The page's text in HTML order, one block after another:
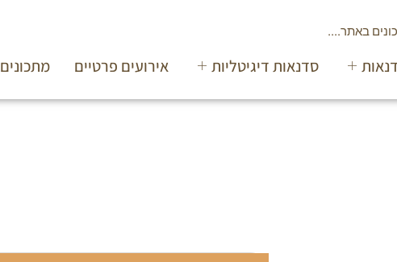
סדנאות דיגיטליות אירועים פרטיים מתכונים